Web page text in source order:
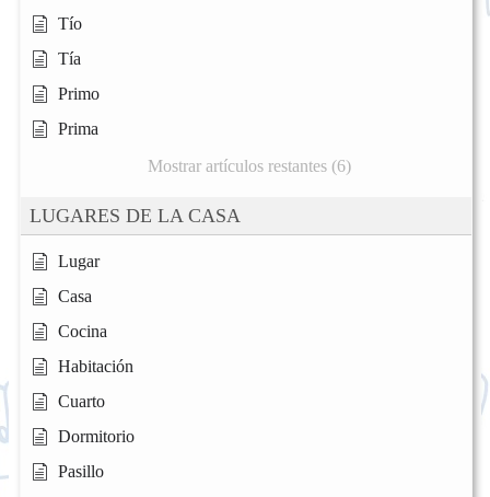
Tío
Tía
Primo
Prima
Mostrar artículos restantes (6)
LUGARES DE LA CASA
Lugar
Casa
Cocina
Habitación
Cuarto
Dormitorio
Pasillo